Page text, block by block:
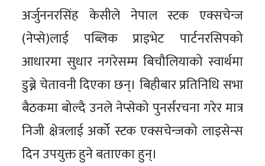
अर्जुननरसिंह केसीले नेपाल स्टक एक्सचेन्ज
(नेप्से)लाई पब्लिक प्राइभेट पार्टनरसिपको
आधारमा सुधार नगरेसम्म बिचौलियाको स्वार्थमा
डुब्ने चेतावनी दिएका छन्। बिहीबार प्रतिनिधि सभा
बैठकमा बोल्दै उनले नेप्सेको पुनर्संरचना गरेर मात्र
निजी क्षेत्रलाई अर्को स्टक एक्सचेन्जको लाइसेन्स
दिन उपयुक्त हुने बताएका हुन्।